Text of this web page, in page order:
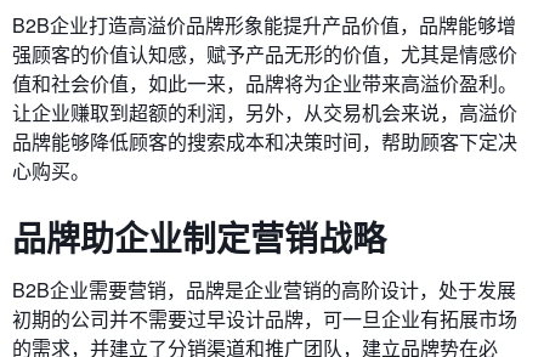
B2B企业打造高溢价品牌形象能提升产品价值，品牌能够增
强顾客的价值认知感，赋予产品无形的价值，尤其是情感价
值和社会价值，如此一来，品牌将为企业带来高溢价盈利。
让企业赚取到超额的利润，另外，从交易机会来说，高溢价
品牌能够降低顾客的搜索成本和决策时间，帮助顾客下定决
心购买。
品牌助企业制定营销战略
B2B企业需要营销，品牌是企业营销的高阶设计，处于发展
初期的公司并不需要过早设计品牌，可一旦企业有拓展市场
的需求，并建立了分销渠道和推广团队，建立品牌势在必